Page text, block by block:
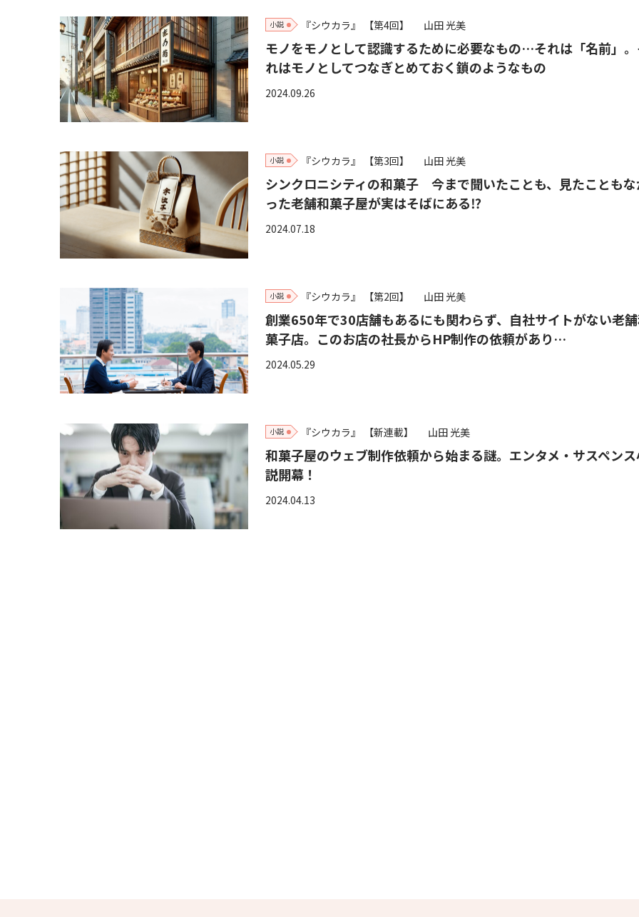
小説 『シウカラ』 【第4回】 山田 光美
モノをモノとして認識するために必要なもの…それは「名前」
れはモノとしてつなぎとめておく鎖のようなもの
2024.09.26
小説 『シウカラ』 【第3回】 山田 光美
シンクロニシティの和菓子 今まで聞いたことも、見たことも
った老舗和菓子屋が実はそばにある⁉
2024.07.18
小説 『シウカラ』 【第2回】 山田 光美
創業650年で30店舗もあるにも関わらず、自社サイトがない老
菓子店。このお店の社長からHP制作の依頼があり…
2024.05.29
小説 『シウカラ』 【新連載】 山田 光美
和菓子屋のウェブ制作依頼から始まる謎。エンタメ・サスペン
説開幕！
2024.04.13